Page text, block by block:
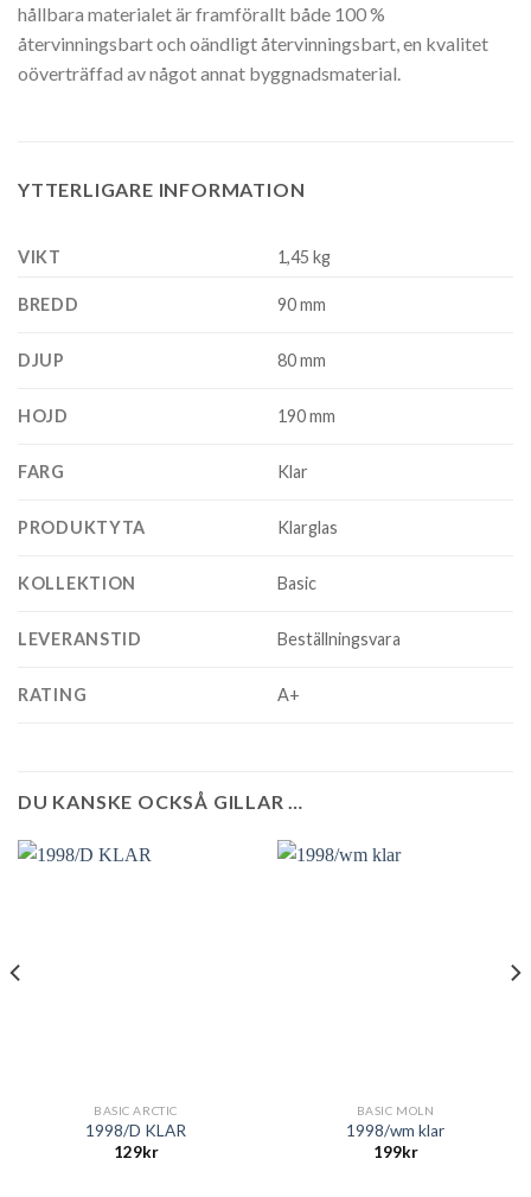
hållbara materialet är framförallt både 100 %
återvinningsbart och oändligt återvinningsbart, en kvalitet
oöverträffad av något annat byggnadsmaterial.
YTTERLIGARE INFORMATION
VIKT 1,45 kg
BREDD 90 mm
DJUP 80 mm
HOJD 190 mm
FARG Klar
PRODUKTYTA Klarglas
KOLLEKTION Basic
LEVERANSTID Beställningsvara
RATING A+
DU KANSKE OCKSÅ GILLAR …
BASIC ARCTIC
1998/D KLAR
129kr
BASIC MOLN
1998/wm klar
199kr